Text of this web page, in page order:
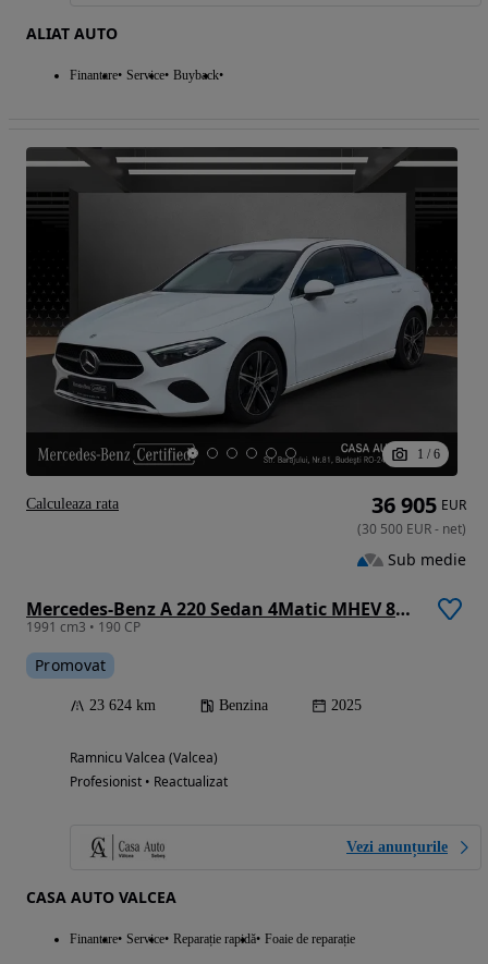
ALIAT AUTO
Finantare Service Buyback
1 / 6
Mercedes-Benz A 220 Sedan 4Matic MHEV 8G-DCT
1991 cm3 • 190 CP
Promovat
23 624 km Benzina 2025
Ramnicu Valcea (Valcea)
Profesionist • Reactualizat
Vezi anunțurile
CASA AUTO VALCEA
Finantare Service Reparație rapidă Foaie de reparație
36 905 EUR
(30 500 EUR- net)
Sub medie
Calculeaza rata